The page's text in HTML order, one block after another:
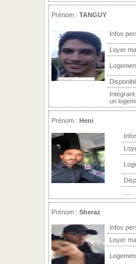
Prénom : TANGUY
Infos
Loyer
un
Prénom : Heni
Prénom : Sheraz
Infos
Loyer